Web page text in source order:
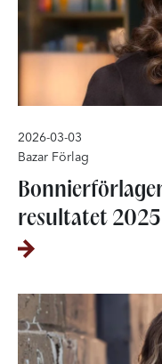
2026-03-03
Bazar Förlag
resultatet 2025